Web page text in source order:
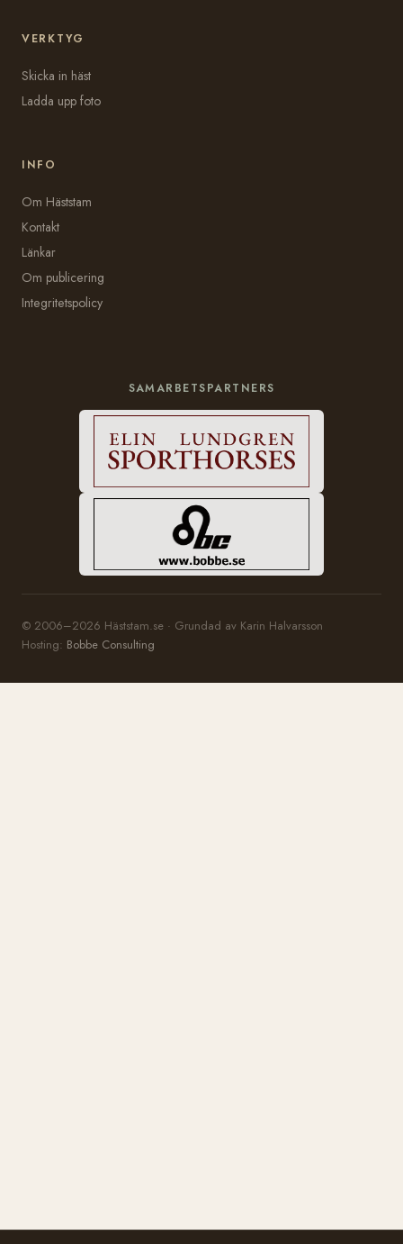
VERKTYG
Skicka in häst
Ladda upp foto
INFO
Om Häststam
Kontakt
Länkar
Om publicering
Integritetspolicy
SAMARBETSPARTNERS
© 2006–2026 Häststam.se · Grundad av Karin Halvarsson
Hosting: Bobbe Consulting